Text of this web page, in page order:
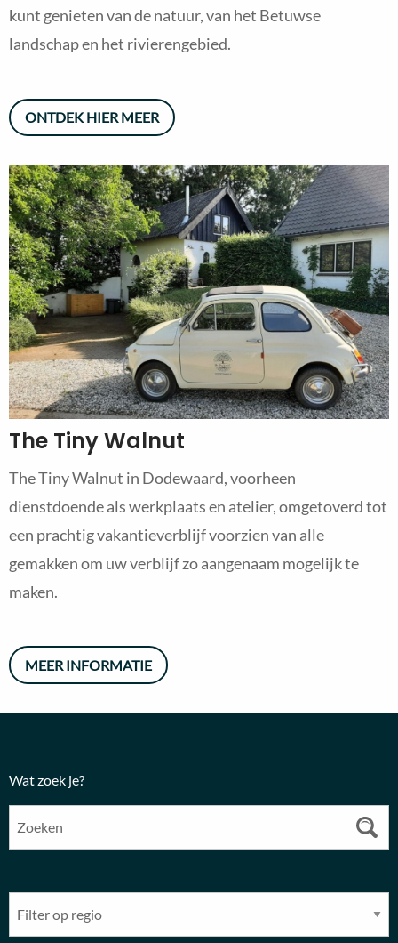
kunt genieten van de natuur, van het Betuwse
landschap en het rivierengebied.
ONTDEK HIER MEER
The Tiny Walnut
The Tiny Walnut in Dodewaard, voorheen
dienstdoende als werkplaats en atelier, omgetoverd tot
een prachtig vakantieverblijf voorzien van alle
gemakken om uw verblijf zo aangenaam mogelijk te
maken.
MEER INFORMATIE
Wat zoek je?